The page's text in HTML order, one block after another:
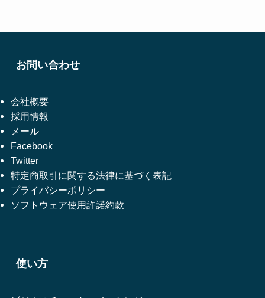
お問い合わせ
会社概要
採用情報
メール
Facebook
Twitter
特定商取引に関する法律に基づく表記
プライバシーポリシー
ソフトウェア使用許諾約款
使い方